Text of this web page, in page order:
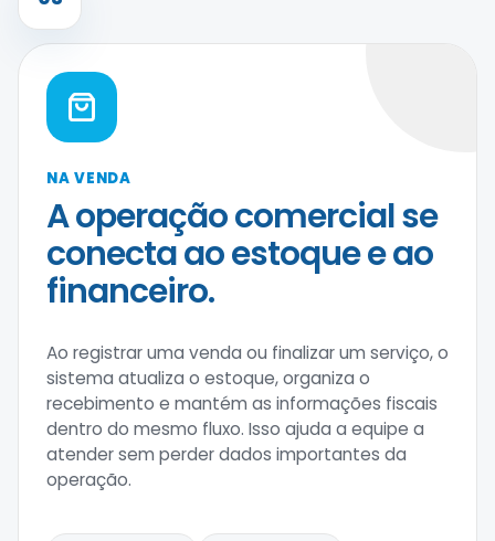
NA VENDA
A operação comercial se
conecta ao estoque e ao
financeiro.
Ao registrar uma venda ou finalizar um serviço, o
sistema atualiza o estoque, organiza o
recebimento e mantém as informações fiscais
dentro do mesmo fluxo. Isso ajuda a equipe a
atender sem perder dados importantes da
operação.